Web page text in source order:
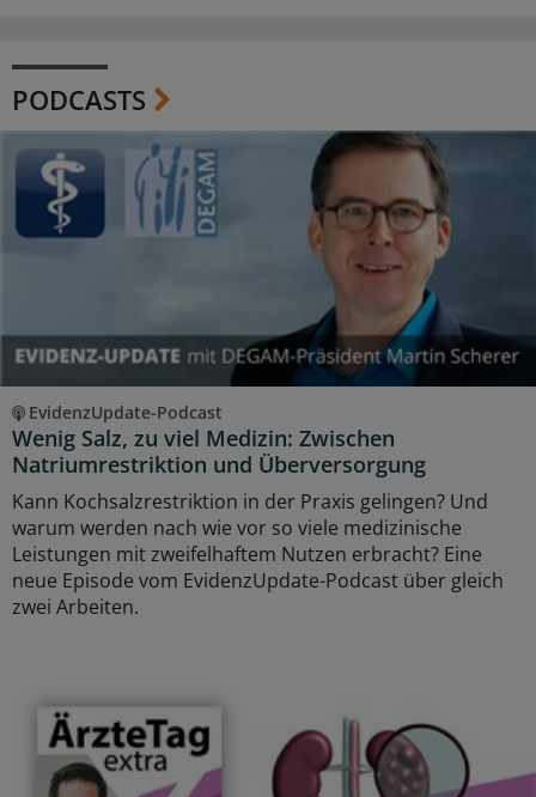
PODCASTS
EvidenzUpdate-Podcast
Wenig Salz, zu viel Medizin: Zwischen
Natriumrestriktion und Überversorgung
Kann Kochsalzrestriktion in der Praxis gelingen? Und
warum werden nach wie vor so viele medizinische
Leistungen mit zweifelhaftem Nutzen erbracht? Eine
neue Episode vom EvidenzUpdate-Podcast über gleich
zwei Arbeiten.